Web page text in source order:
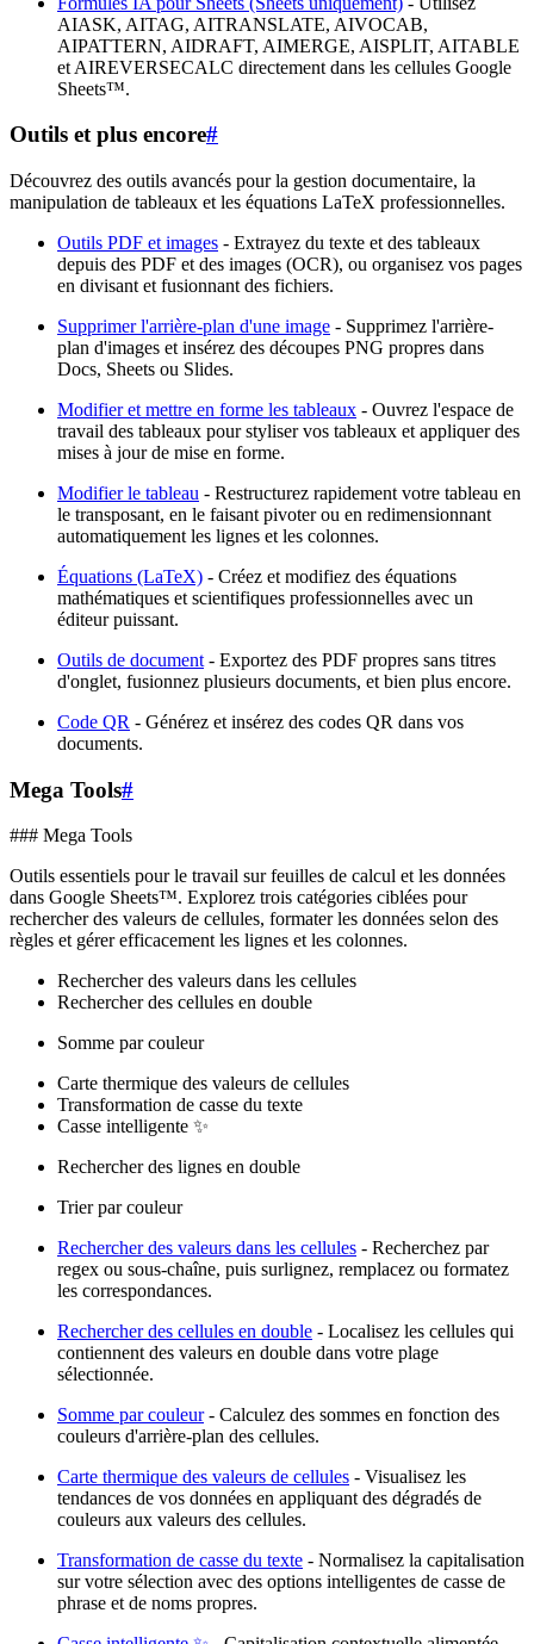
AIASK, AITAG, AITRANSLATE, AIVOCAB,
AIPATTERN, AIDRAFT, AIMERGE, AISPLIT, AITABLE
et AIREVERSECALC directement dans les cellules Google
Sheets™.
Outils et plus encore#
Découvrez des outils avancés pour la gestion documentaire, la
manipulation de tableaux et les équations LaTeX professionnelles.
Outils PDF et images - Extrayez du texte et des tableaux
depuis des PDF et des images (OCR), ou organisez vos pages
en divisant et fusionnant des fichiers.
Supprimer l'arrière-plan d'une image - Supprimez l'arrière-
plan d'images et insérez des découpes PNG propres dans
Docs, Sheets ou Slides.
Modifier et mettre en forme les tableaux - Ouvrez l'espace de
travail des tableaux pour styliser vos tableaux et appliquer des
mises à jour de mise en forme.
Modifier le tableau - Restructurez rapidement votre tableau en
le transposant, en le faisant pivoter ou en redimensionnant
automatiquement les lignes et les colonnes.
Équations (LaTeX) - Créez et modifiez des équations
mathématiques et scientifiques professionnelles avec un
éditeur puissant.
Outils de document - Exportez des PDF propres sans titres
d'onglet, fusionnez plusieurs documents, et bien plus encore.
Code QR - Générez et insérez des codes QR dans vos
documents.
Mega Tools#
### Mega Tools
Outils essentiels pour le travail sur feuilles de calcul et les données
dans Google Sheets™. Explorez trois catégories ciblées pour
rechercher des valeurs de cellules, formater les données selon des
règles et gérer efficacement les lignes et les colonnes.
Rechercher des valeurs dans les cellules
Rechercher des cellules en double
Somme par couleur
Carte thermique des valeurs de cellules
Transformation de casse du texte
Casse intelligente ✨
Rechercher des lignes en double
Trier par couleur
Rechercher des valeurs dans les cellules - Recherchez par
regex ou sous-chaîne, puis surlignez, remplacez ou formatez
les correspondances.
Rechercher des cellules en double - Localisez les cellules qui
contiennent des valeurs en double dans votre plage
sélectionnée.
Somme par couleur- Calculez des sommes en fonction des
couleurs d'arrière-plan des cellules.
Carte thermique des valeurs de cellules - Visualisez les
tendances de vos données en appliquant des dégradés de
couleurs aux valeurs des cellules.
Transformation de casse du texte - Normalisez la capitalisation
sur votre sélection avec des options intelligentes de casse de
phrase et de noms propres.